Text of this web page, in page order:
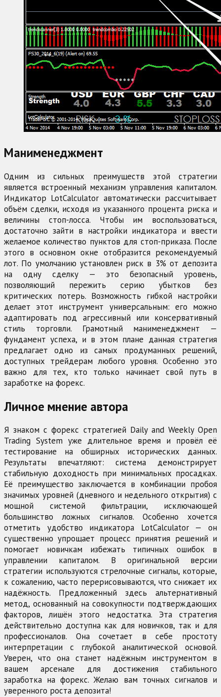
Манименеджмент
Одним из сильных преимуществ этой стратегии
является встроенный механизм управления капиталом.
Индикатор LotCalculator автоматически рассчитывает
объём сделки, исходя из указанного процента риска и
величины стоп-лосса. Чтобы им воспользоваться,
достаточно зайти в настройки индикатора и ввести
желаемое количество пунктов для стоп-приказа. После
этого в основном окне отобразится рекомендуемый
лот. По умолчанию установлен риск в 3% от депозита
на одну сделку — это безопасный уровень,
позволяющий пережить серию убытков без
критических потерь. Возможность гибкой настройки
делает этот инструмент универсальным: его можно
адаптировать под агрессивный или консервативный
стиль торговли. Грамотный манименеджмент —
фундамент успеха, и в этом плане данная стратегия
предлагает одно из самых продуманных решений,
доступных трейдерам любого уровня. Особенно это
важно для тех, кто только начинает свой путь в
заработке на форекс.
Личное мнение автора
Я знаком с форекс стратегией Daily and Weekly Open
Trading System уже длительное время и провёл её
тестирование на обширных исторических данных.
Результаты впечатляют: система демонстрирует
стабильную доходность при минимальных просадках.
Её преимущество заключается в комбинации пробоя
значимых уровней (дневного и недельного открытия) с
мощной системой фильтрации, исключающей
большинство ложных сигналов. Особенно хочется
отметить удобство индикатора LotCalculator — он
существенно упрощает процесс принятия решений и
помогает новичкам избежать типичных ошибок в
управлении капиталом. В оригинальной версии
стратегии используются стрелочные сигналы, которые,
к сожалению, часто перерисовываются, что снижает их
надёжность. Предложенный здесь альтернативный
метод, основанный на совокупности подтверждающих
факторов, лишён этого недостатка. Эта стратегия
действительно доступна как для новичков, так и для
профессионалов. Она сочетает в себе простоту
интерпретации с глубокой аналитической основой.
Уверен, что она станет надёжным инструментом в
вашем арсенале для достижения стабильного
заработка на форекс. Желаю вам точных сигналов и
уверенного роста депозита!